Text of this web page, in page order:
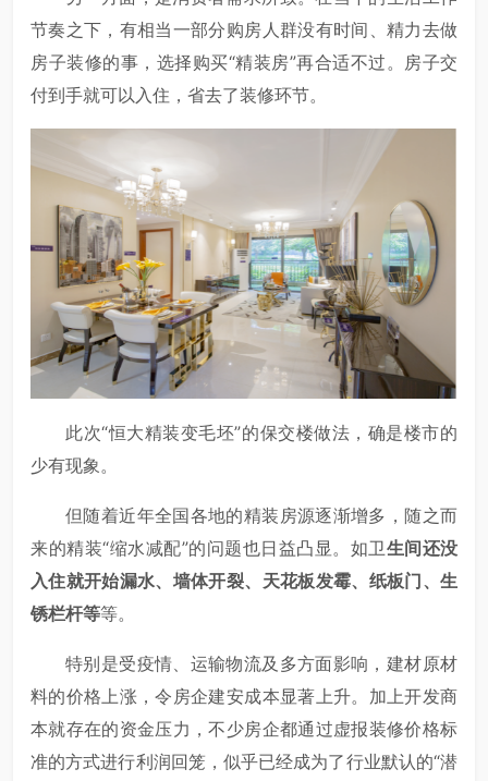
节奏之下，有相当一部分购房人群没有时间、精力去做
房子装修的事，选择购买“精装房”再合适不过。房子交
付到手就可以入住，省去了装修环节。
此次“恒大精装变毛坯”的保交楼做法，确是楼市的
少有现象。
但随着近年全国各地的精装房源逐渐增多，随之而
来的精装“缩水减配”的问题也日益凸显。如卫生间还没
入住就开始漏水、墙体开裂、天花板发霉、纸板门、生
锈栏杆等等。
特别是受疫情、运输物流及多方面影响，建材原材
料的价格上涨，令房企建安成本显著上升。加上开发商
本就存在的资金压力，不少房企都通过虚报装修价格标
准的方式进行利润回笼，似乎已经成为了行业默认的“潜